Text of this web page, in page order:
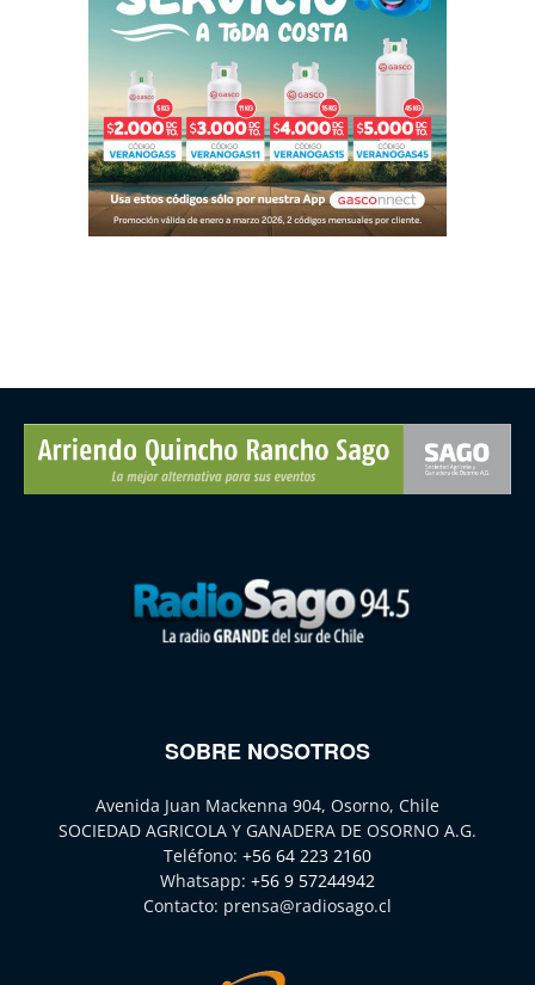
SOBRE NOSOTROS
Avenida Juan Mackenna 904, Osorno, Chile
SOCIEDAD AGRICOLA Y GANADERA DE OSORNO A.G.
Teléfono: +56 64 223 2160
Whatsapp: +56 9 57244942
Contacto: prensa@radiosago.cl